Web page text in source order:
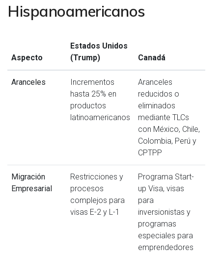
Hispanoamericanos
Aspecto
Estados Unidos
(Trump)
Canadá
Aranceles
Incrementos
hasta 25% en
productos
latinoamericanos
Aranceles
reducidos o
eliminados
mediante TLCs
con México, Chile,
Colombia, Perú y
CPTPP
Migración
Empresarial
Restricciones y
procesos
complejos para
visas E-2 y L-1
Programa Start-
up Visa, visas
para
inversionistas y
programas
especiales para
emprendedores